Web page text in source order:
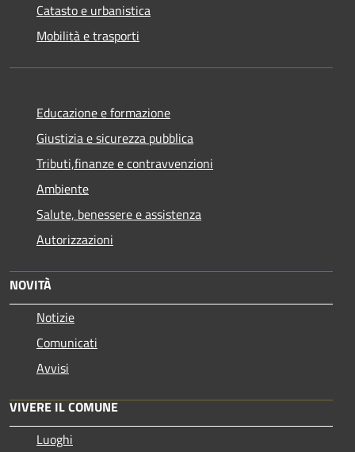
Catasto e urbanistica
Mobilità e trasporti
Educazione e formazione
Giustizia e sicurezza pubblica
Tributi,finanze e contravvenzioni
Ambiente
Salute, benessere e assistenza
Autorizzazioni
NOVITÀ
Notizie
Comunicati
Avvisi
VIVERE IL COMUNE
Luoghi